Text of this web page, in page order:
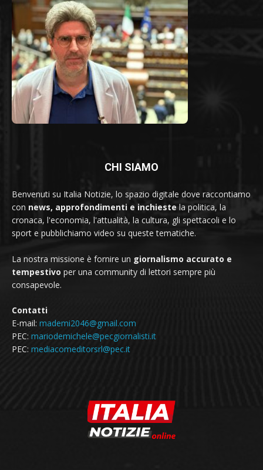
CHI SIAMO
Benvenuti su Italia Notizie, lo spazio digitale dove raccontiamo
con news, approfondimenti e inchieste la politica, la
cronaca, l'economia, l'attualità, la cultura, gli spettacoli e lo
sport e pubblichiamo video su queste tematiche.
La nostra missione è fornire un giornalismo accurato e
tempestivo per una community di lettori sempre più
consapevole.
Contatti
E-mail: mademi2046@gmail.com
PEC: mariodemichele@pecgiornalisti.it
PEC: mediacomeditorsrl@pec.it